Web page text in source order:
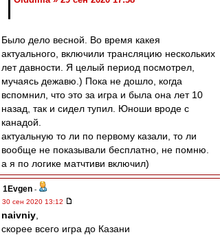
Было дело весной. Во время какея
актуального, включили трансляцию нескольких
лет давности. Я целый период посмотрел,
мучаясь дежавю.) Пока не дошло, когда
вспомнил, что это за игра и была она лет 10
назад, так и сидел тупил. Юноши вроде с
канадой.
актуальную то ли по первому казали, то ли
вообще не показывали бесплатно, не помню.
а я по логике матчтиви включил)
1Evgen -
30 сен 2020 13:12
naivniy
скорее всего игра до Казани